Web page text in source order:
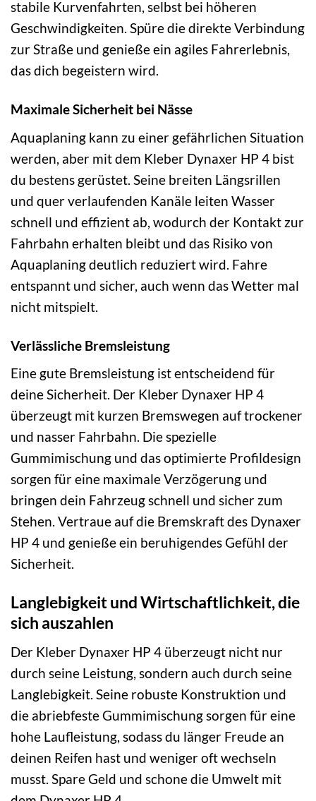
stabile Kurvenfahrten, selbst bei höheren
Geschwindigkeiten. Spüre die direkte Verbindung
zur Straße und genieße ein agiles Fahrerlebnis,
das dich begeistern wird.
Maximale Sicherheit bei Nässe
Aquaplaning kann zu einer gefährlichen Situation
werden, aber mit dem Kleber Dynaxer HP 4 bist
du bestens gerüstet. Seine breiten Längsrillen
und quer verlaufenden Kanäle leiten Wasser
schnell und effizient ab, wodurch der Kontakt zur
Fahrbahn erhalten bleibt und das Risiko von
Aquaplaning deutlich reduziert wird. Fahre
entspannt und sicher, auch wenn das Wetter mal
nicht mitspielt.
Verlässliche Bremsleistung
Eine gute Bremsleistung ist entscheidend für
deine Sicherheit. Der Kleber Dynaxer HP 4
überzeugt mit kurzen Bremswegen auf trockener
und nasser Fahrbahn. Die spezielle
Gummimischung und das optimierte Profildesign
sorgen für eine maximale Verzögerung und
bringen dein Fahrzeug schnell und sicher zum
Stehen. Vertraue auf die Bremskraft des Dynaxer
HP 4 und genieße ein beruhigendes Gefühl der
Sicherheit.
Langlebigkeit und Wirtschaftlichkeit, die
sich auszahlen
Der Kleber Dynaxer HP 4 überzeugt nicht nur
durch seine Leistung, sondern auch durch seine
Langlebigkeit. Seine robuste Konstruktion und
die abriebfeste Gummimischung sorgen für eine
hohe Laufleistung, sodass du länger Freude an
deinen Reifen hast und weniger oft wechseln
musst. Spare Geld und schone die Umwelt mit